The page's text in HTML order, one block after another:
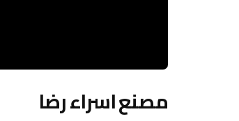
مصنع اسراء رضا